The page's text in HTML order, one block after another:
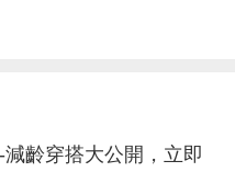
齡穿搭大公開，立即